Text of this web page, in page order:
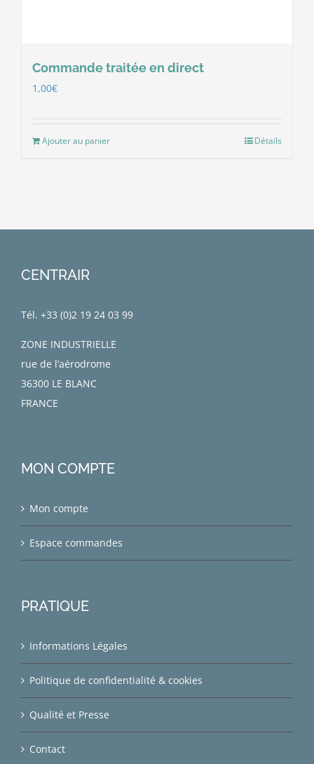
Commande traitée en direct
1,00€
Ajouter au panier Détails
CENTRAIR
Tél. +33 (0)2 19 24 03 99
ZONE INDUSTRIELLE
rue de l’aérodrome
36300 LE BLANC
FRANCE
MON COMPTE
Mon compte
Espace commandes
PRATIQUE
Informations Légales
Politique de confidentialité & cookies
Qualité et Presse
Contact